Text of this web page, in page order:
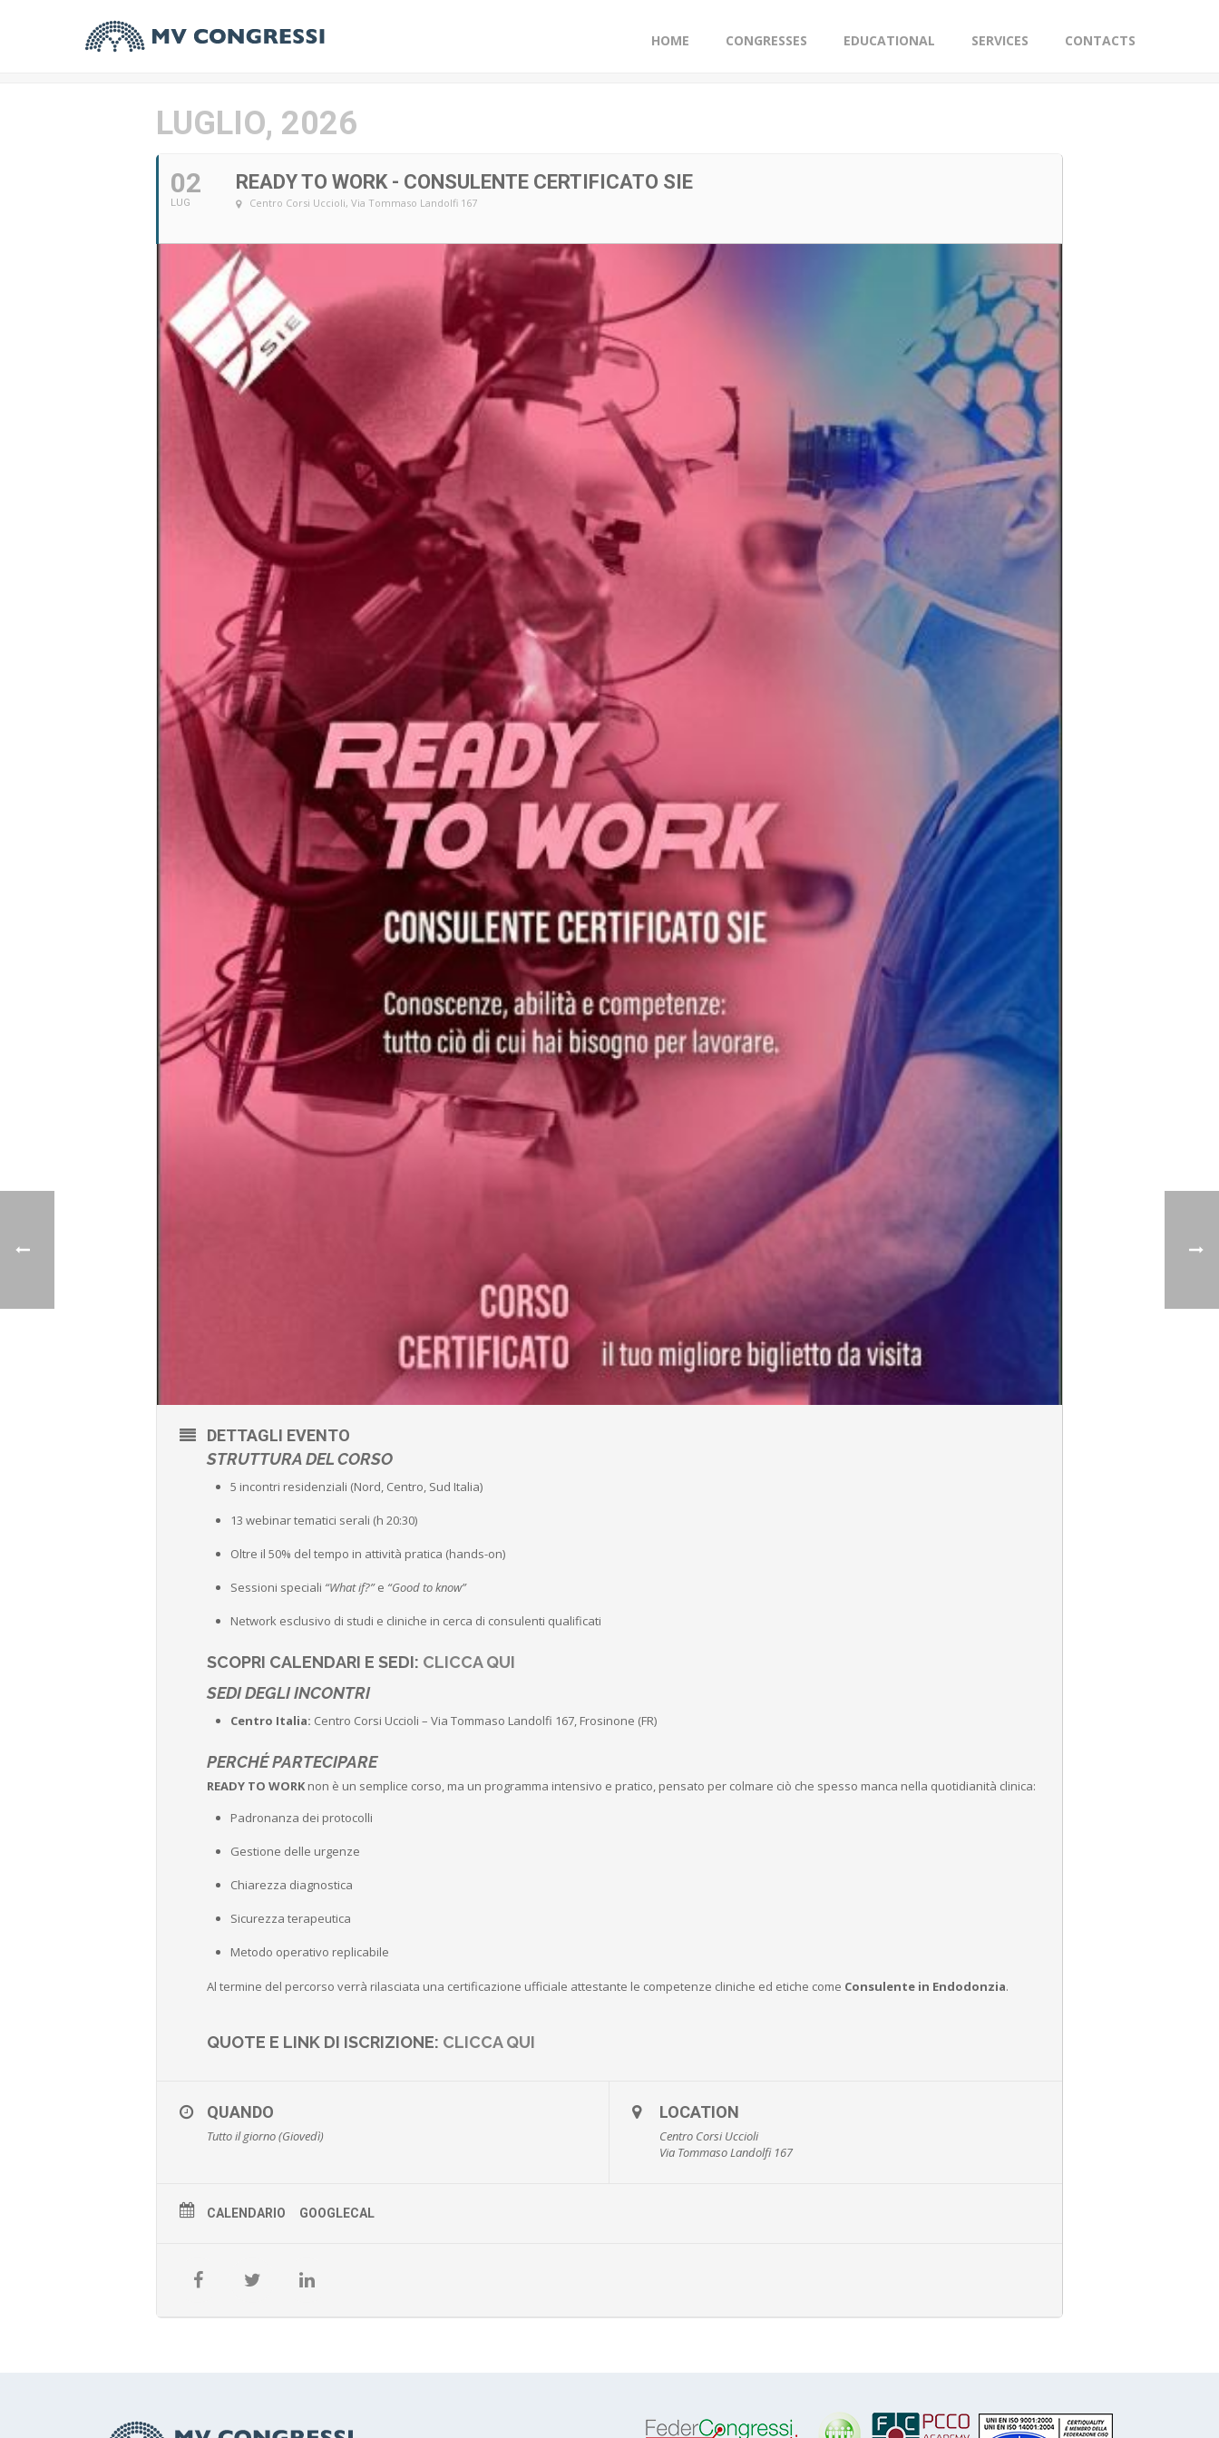
HOME CONGRESSES EDUCATIONAL SERVICES CONTACTS
LUGLIO, 2026
02
LUG
READY TO WORK - CONSULENTE CERTIFICATO SIE
Centro Corsi Uccioli, Via Tommaso Landolfi 167
DETTAGLI EVENTO
STRUTTURA DEL CORSO
5 incontri residenziali (Nord, Centro, Sud Italia)
13 webinar tematici serali (h 20:30)
Oltre il 50% del tempo in attività pratica (hands-on)
Sessioni speciali “What if?”e “Good to know”
Network esclusivo di studi e cliniche in cerca di consulenti qualificati
SCOPRI CALENDARI E SEDI: CLICCA QUI
SEDI DEGLI INCONTRI
Centro Italia: Centro Corsi Uccioli – Via Tommaso Landolfi 167, Frosinone (FR)
PERCHÉ PARTECIPARE
READY TO WORKnon è un semplice corso, ma un programma intensivo e pratico, pensato per colmare ciò che spesso manca nella quotidianità clinica:
Padronanza dei protocolli
Gestione delle urgenze
Chiarezza diagnostica
Sicurezza terapeutica
Metodo operativo replicabile
Al termine del percorso verrà rilasciata una certificazione ufficiale attestante le competenze cliniche ed etiche come Consulente in Endodonzia.
QUOTE E LINK DI ISCRIZIONE: CLICCA QUI
QUANDO
Tutto il giorno (Giovedì)
LOCATION
Centro Corsi Uccioli
Via Tommaso Landolfi 167
CALENDARIO GOOGLECAL